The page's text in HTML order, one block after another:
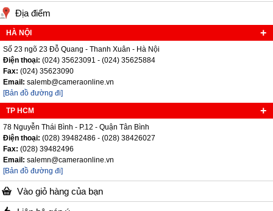
Địa điểm
HÀ NỘI
Số 23 ngõ 23 Đỗ Quang - Thanh Xuân - Hà Nội
Điện thoại: (024) 35623091 - (024) 35625884
Fax: (024) 35623090
Email: salemb@cameraonline.vn
[Bản đồ đường đi]
TP HCM
78 Nguyễn Thái Bình - P.12 - Quận Tân Bình
Điện thoại: (028) 39482486 - (028) 38426027
Fax: (028) 39482496
Email: salemn@cameraonline.vn
[Bản đồ đường đi]
Vào giỏ hàng của bạn